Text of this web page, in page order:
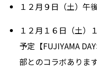
１２月９日（土）
１２月１６日（土）
予定【FUJIYAMA
部とのコラボありま